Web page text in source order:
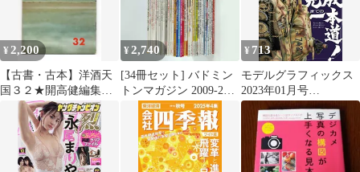
¥ 2,200
【古書・古本】洋酒天
国３２★開高健編集
（洋酒天国社）カラー
グラビア/中島そのみ
¥2,740
[34冊セット] バドミン
トンマガジン 2009-23
オグシオ タゴケン 桃田
賢斗 タカマツ リーチョ
ンウェイ 山口茜 奥原希
望 他
¥ 713
モデルグラフィックス
2023年01月号
(ModelGraphix(モデルグ
ラフィックス))中古雑
誌■d8512-10027-I-01-1